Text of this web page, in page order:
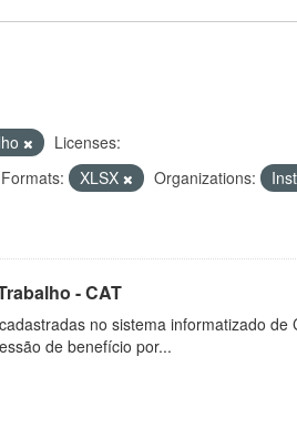
Licenses:
Formats: XLSX Organizations:
- CAT
no sistema informatizado
de benefício por...